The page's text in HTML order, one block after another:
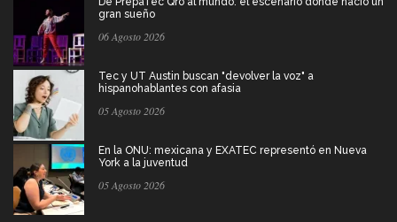
gran sueño
06 Agosto 2026
Tec y UT Austin buscan "devolver la voz" a
hispanohablantes con afasia
05 Agosto 2026
En la ONU: mexicana y EXATEC representó en Nueva
York a la juventud
05 Agosto 2026